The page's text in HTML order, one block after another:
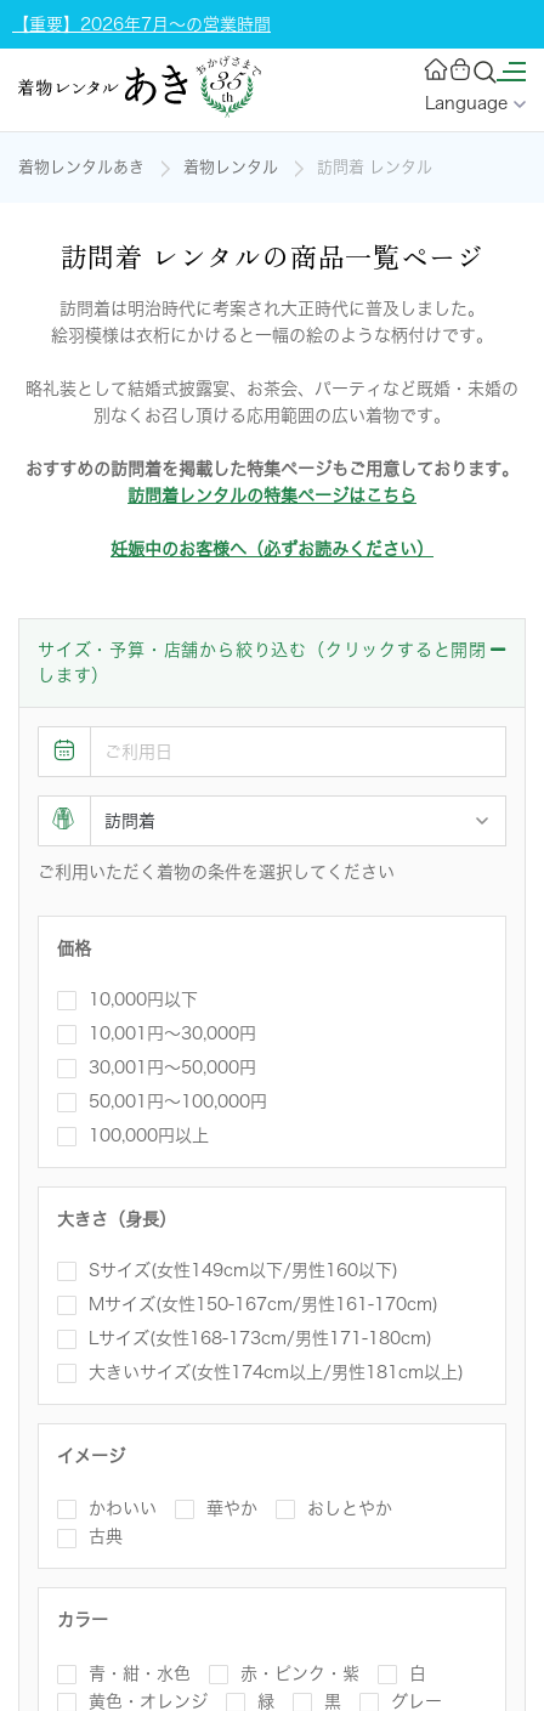
【重要】2026年7月～の営業時間
Language
着物レンタルあき 着物レンタル 訪問着 レンタル
訪問着 レンタルの商品一覧ページ
訪問着は明治時代に考案され大正時代に普及しました。
絵羽模様は衣桁にかけると一幅の絵のような柄付けです。
略礼装として結婚式披露宴、お茶会、パーティなど既婚・未婚の
別なくお召し頂ける応用範囲の広い着物です。
おすすめの訪問着を掲載した特集ページもご用意しております。
訪問着レンタルの特集ページはこちら
妊娠中のお客様へ（必ずお読みください）
サイズ・予算・店舗から絞り込む（クリックすると開閉
します）
ご利用いただく着物の条件を選択してください
価格
10,000円以下
10,001円〜30,000円
30,001円～50,000円
50,001円～100,000円
100,000円以上
大きさ（身長）
Sサイズ(女性149cm以下/男性160以下)
Mサイズ(女性150-167cm/男性161-170cm)
Lサイズ(女性168-173cm/男性171-180cm)
大きいサイズ(女性174cm以上/男性181cm以上)
イメージ
かわいい 華やか
おしとやか
古典
カラー
青・紺・水色 赤・ピンク・紫
白
黄色・オレンジ
緑 黒
グレー